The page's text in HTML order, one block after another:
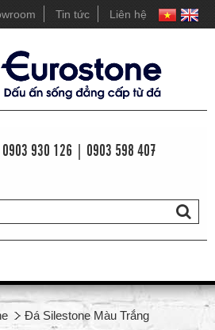
Tin tức Liên hệ
0903 930 126 | 0903 598 407
Đá Silestone Màu Trắng